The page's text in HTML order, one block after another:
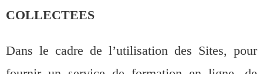
COLLECTEES
Dans le cadre de l’utilisation des Sites, pour